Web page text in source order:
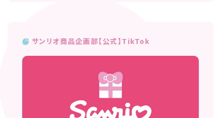
サンリオ商品企画部【公式】TikTok